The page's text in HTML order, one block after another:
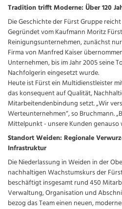
Tradition trifft Moderne: Über 120
Die Geschichte der Fürst Gruppe
Gegründet vom Kaufmann Moritz
Reinigungsunternehmen, zunächst
Firma von Manfred Kaiser
Unternehmen, bis im Jahr 2005 seine
Nachfolgerin eingesetzt wurde.
Heute ist Fürst ein Multidienstleister
das konsequent auf Qualität,
Mitarbeitendenbindung setzt. „Wir
Werteunternehmen“, so Bruchmann.
Mittelpunkt - unsere Kunden genauso
Standort Weiden: Regionale
Infrastruktur
Die Niederlassung in Weiden in der
nachhaltigen Wachstumskurs der
beschäftigt insgesamt rund 450
Verwaltung, Organisation und
bezog das Team einen neuen,